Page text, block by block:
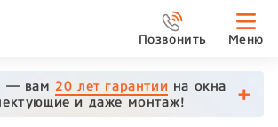
Позвонить Меню
— вам 20 лет гарантии на окна
и даже монтаж!